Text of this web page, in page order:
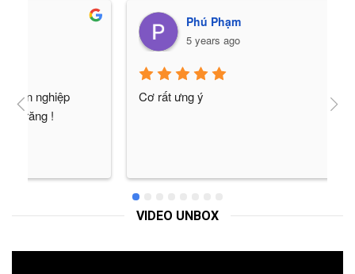
Phú Phạm
5 years ago
Cơ rất ưng ý
VIDEO UNBOX